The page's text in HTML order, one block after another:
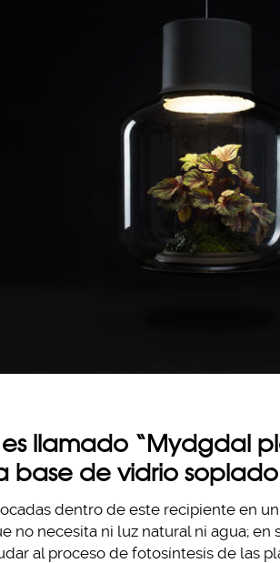
llamado “Mydgdal
base de vidrio
dentro de este recipiente en
no necesita ni luz natural ni agua; en
al proceso de fotosíntesis de las